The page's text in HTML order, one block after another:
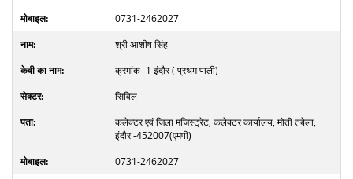
0731-2462027
श्री आशीष सिंह
क्रमांक -1 इंदौर ( प्रथम पाली)
सिविल
कलेक्टर एवं जिला मजिस्ट्रेट, कलेक्टर कार्यालय, मोती तबेला,
इंदौर -452007(एमपी)
0731-2462027